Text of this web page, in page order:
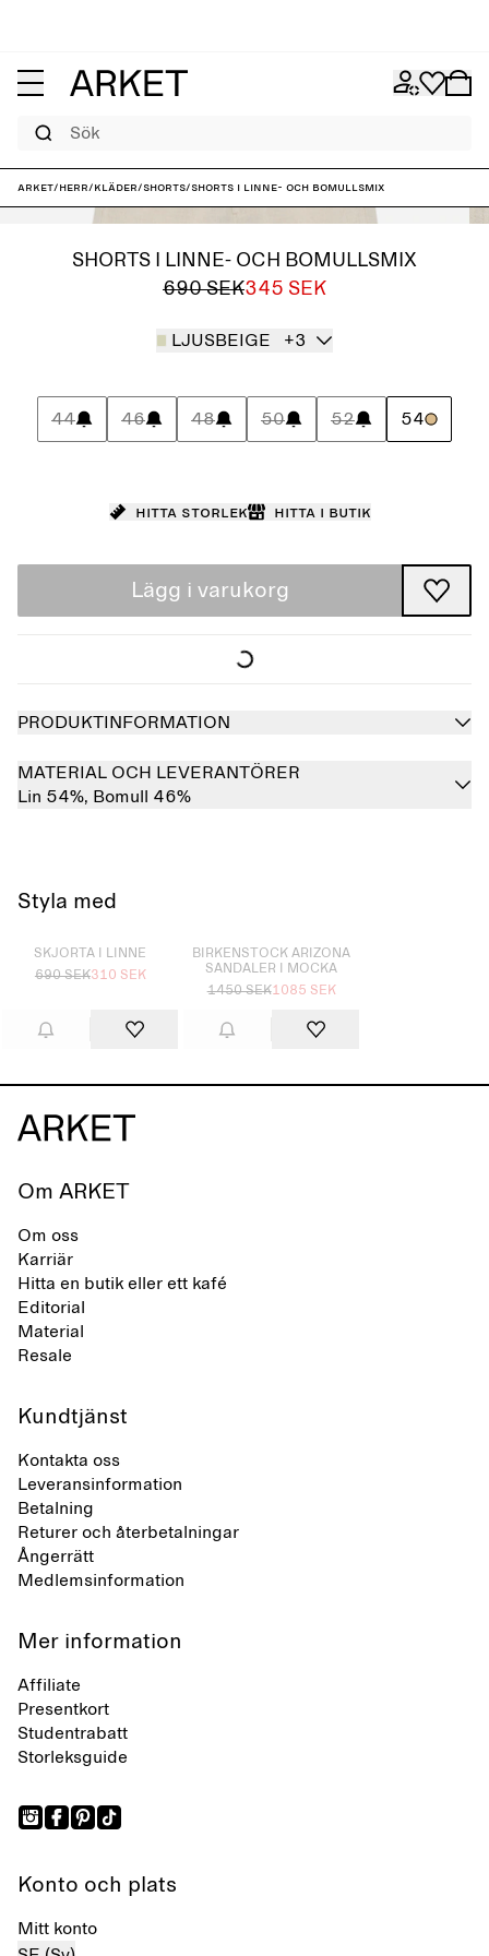
ARKET/Herr/Kläder/Shorts/Shorts i linne- och bomullsmix
SHORTS I LINNE- OCH BOMULLSMIX
690 SEK345 SEK
LJUSBEIGE +3
44 46 48 50 52 54
Hitta storlek Hitta i butik
Lägg i varukorg
PRODUKTINFORMATION
MATERIAL OCH LEVERANTÖRER
Lin 54%, Bomull 46%
Styla med
Slutsåld
SKJORTA I LINNE
690 SEK310 SEK
BIRKENSTOCK ARIZONA
SANDALER I MOCKA
1450 SEK1085 SEK
Om ARKET
Om oss
Karriär
Hitta en butik eller ett kafé
Editorial
Material
Resale
Kundtjänst
Kontakta oss
Leveransinformation
Betalning
Returer och återbetalningar
Ångerrätt
Medlemsinformation
Mer information
Affiliate
Presentkort
Studentrabatt
Storleksguide
Konto och plats
Mitt konto